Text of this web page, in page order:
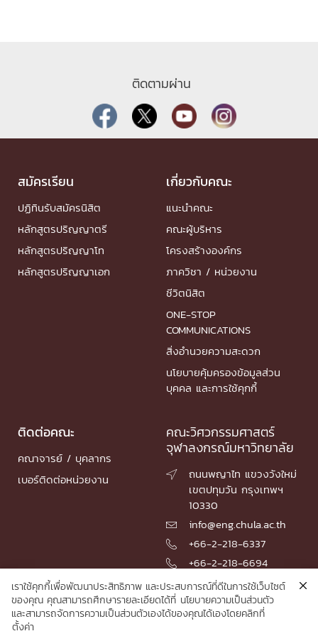
ติดตามผ่าน
สมัครเรียน
ปฏิทินรับสมัครนิสิต
หลักสูตรปริญญาตรี
หลักสูตรปริญญาโท
หลักสูตรปริญญาเอก
เกี่ยวกับคณะ
แนะนำคณะ
คณะผู้บริหาร
โครงสร้างองค์กร
ภาควิชา / หน่วยงาน
ชีวิตนิสิต
ONE-STOP
COMMUNICATIONS
สิ่งอำนวยความสะดวก
นโยบายคุ้มครองข้อมูลส่วน
บุคคล และการใช้คุกกี้
ติดต่อคณะ
คณาจารย์ / บุคลากร
เบอร์ติดต่อหน่วยงาน
คณะวิศวกรรมศาสตร์
จุฬาลงกรณ์มหาวิทยาลัย

ถนนพญาไท แขวงวังใหม่
เขตปทุมวัน กรุงเทพฯ
10330
 info@eng.chula.ac.th
 +66-2-218-6337
 +66-2-218-6694
© 2026 Faculty of Engineering, Chulalongkorn University
เราใช้คุกกี้เพื่อพัฒนาประสิทธิภาพ และประสบการณ์ที่ดีในการใช้เว็บไซต์
ของคุณ คุณสามารถศึกษารายละเอียดได้ที่ นโยบายความเป็นส่วนตัว
และสามารถจัดการความเป็นส่วนตัวเองได้ของคุณได้เองโดยคลิกที่
ตั้งค่า